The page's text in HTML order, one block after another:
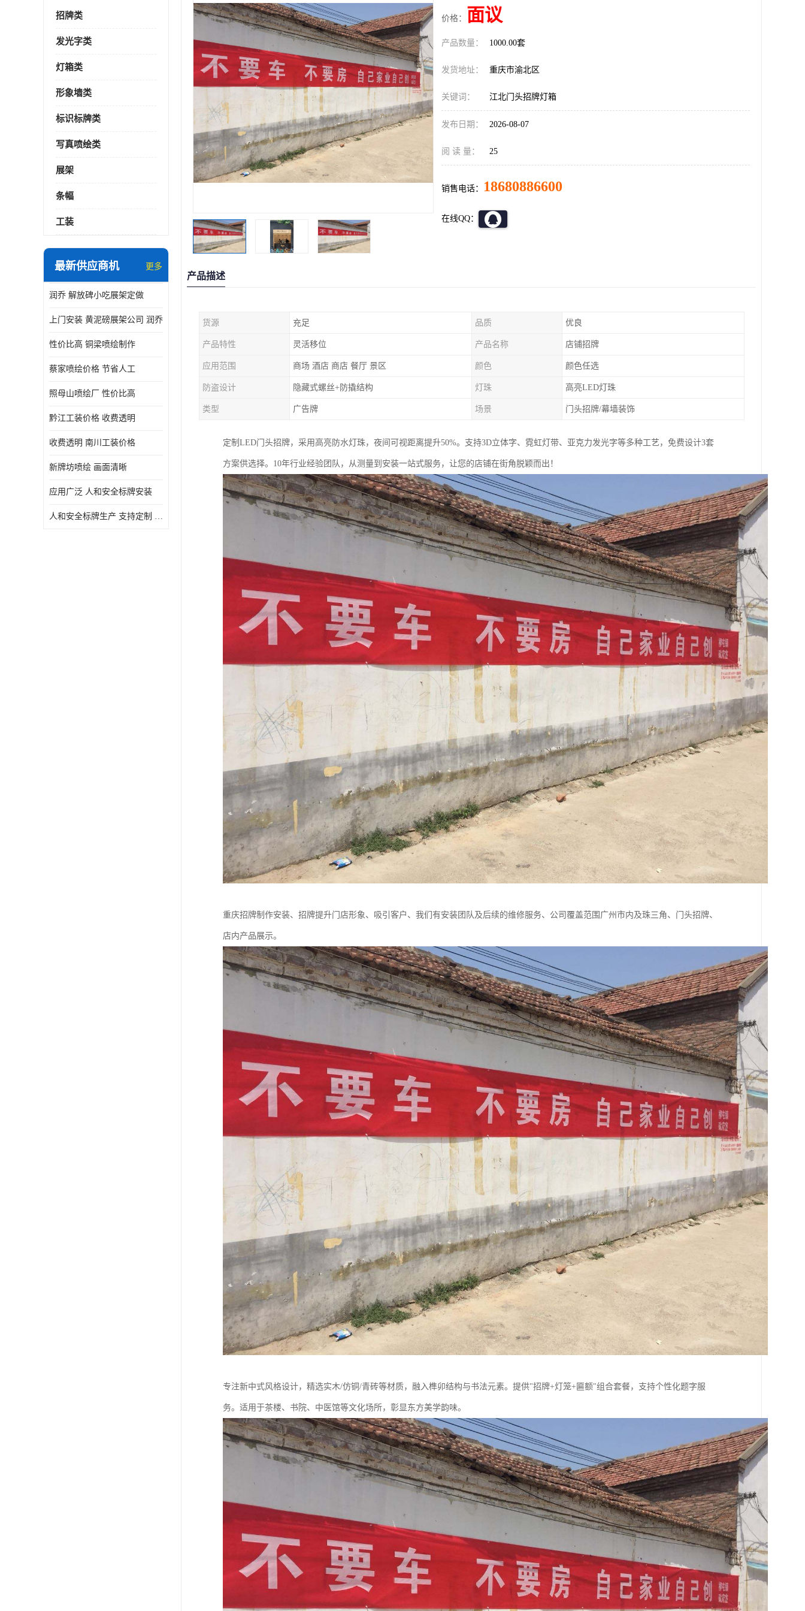
招牌类
发光字类
灯箱类
形象墙类
标识标牌类
写真喷绘类
展架
条幅
工装
最新供应商机 更多
润乔 解放碑小吃展架定做
上门安装 黄泥磅展架公司 润乔
性价比高 铜梁喷绘制作
蔡家喷绘价格 节省人工
照母山喷绘厂 性价比高
黔江工装价格 收费透明
收费透明 南川工装价格
新牌坊喷绘 画面清晰
应用广泛 人和安全标牌安装
人和安全标牌生产 支持定制 润乔
价格： 面议
产品数量： 1000.00套
发货地址： 重庆市渝北区
关键词： 江北门头招牌灯箱
发布日期： 2026-08-07
阅 读 量： 25
销售电话： 18680886600
在线QQ：
产品描述
货源 充足 品质 优良
产品特性 灵活移位 产品名称 店铺招牌
应用范围 商场 酒店 商店 餐厅 景区 颜色 颜色任选
防盗设计 隐藏式螺丝+防撬结构 灯珠 高亮LED灯珠
类型 广告牌 场景 门头招牌/幕墙装饰
定制LED门头招牌，采用高亮防水灯珠，夜间可视距离提升50%。支持3D立体字、霓虹灯带、亚克力发光字等多种工艺，免费设计3套
方案供选择。10年行业经验团队，从测量到安装一站式服务，让您的店铺在街角脱颖而出！
重庆招牌制作安装、招牌提升门店形象、吸引客户、我们有安装团队及后续的维修服务、公司覆盖范围广州市内及珠三角、门头招牌、
店内产品展示。
专注新中式风格设计，精选实木/仿铜/青砖等材质，融入榫卯结构与书法元素。提供"招牌+灯笼+匾额"组合套餐，支持个性化题字服
务。适用于茶楼、书院、中医馆等文化场所，彰显东方美学韵味。